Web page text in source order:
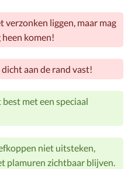
verzonken liggen, maar mag
komen!
aan de rand vast!
met een speciaal
niet uitsteken,
plamuren zichtbaar blijven.